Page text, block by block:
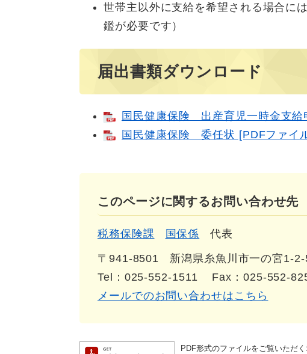
世帯主以外に支給を希望される場合に
鑑が必要です）
届出書類ダウンロード
国民健康保険 出産育児一時金支
国民健康保険 委任状 [PDFファイ
このページに関するお問い合わせ先
税務保険課 国保係 代表
〒941-8501
新潟県糸魚川市一の宮1-
Tel：025-552-1511
Fax：025-552-
メールでのお問い合わせはこちら
PDF形式のファイルをご覧いただ